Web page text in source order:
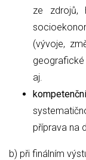
ze zdrojů,
(vývoje,
aj.
příprava na
b) při finálním